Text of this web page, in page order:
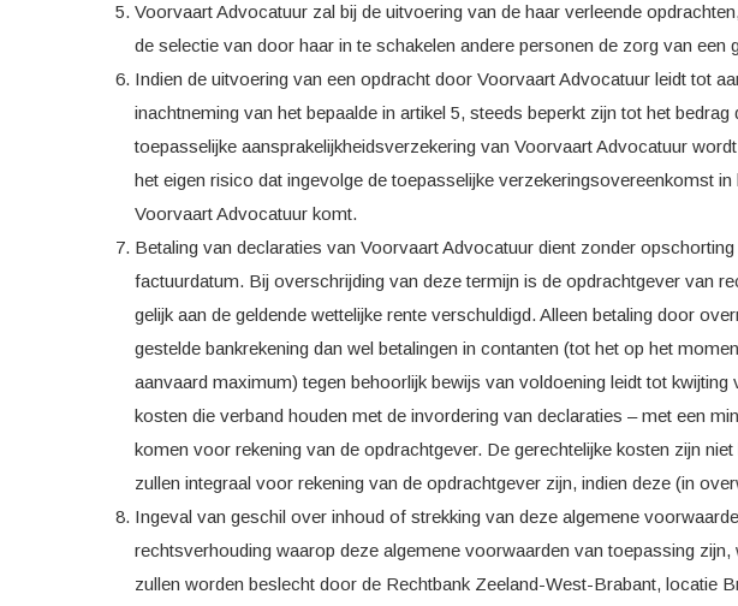
Voorvaart Advocatuur zal bij de uitvoering van de haar verleende
de selectie van door haar in te schakelen andere personen de zorg van een
Indien de uitvoering van een opdracht door Voorvaart Advocatuur leidt tot
inachtneming van het bepaalde in artikel 5, steeds beperkt zijn tot het
toepasselijke aansprakelijkheidsverzekering van Voorvaart Advocatuur
het eigen risico dat ingevolge de toepasselijke verzekeringsovereenkomst
Voorvaart Advocatuur komt.
Betaling van declaraties van Voorvaart Advocatuur dient zonder
factuurdatum. Bij overschrijding van deze termijn is de opdrachtgever van
gelijk aan de geldende wettelijke rente verschuldigd. Alleen betaling door
gestelde bankrekening dan wel betalingen in contanten (tot het op het
aanvaard maximum) tegen behoorlijk bewijs van voldoening leidt tot kwijting
kosten die verband houden met de invordering van declaraties – met een
komen voor rekening van de opdrachtgever. De gerechtelijke kosten zijn
zullen integraal voor rekening van de opdrachtgever zijn, indien deze (in
Ingeval van geschil over inhoud of strekking van deze algemene
rechtsverhouding waarop deze algemene voorwaarden van toepassing
zullen worden beslecht door de Rechtbank Zeeland-West-Brabant, locatie